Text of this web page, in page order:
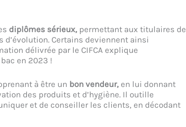
diplômes sérieux, permettant aux titulaires de
Certains deviennent ainsi
délivrée par le CIFCA explique
en 2023 !
à être un bon vendeur, en lui donnant
des produits et d’hygiène. Il outille
et de conseiller les clients, en décodant